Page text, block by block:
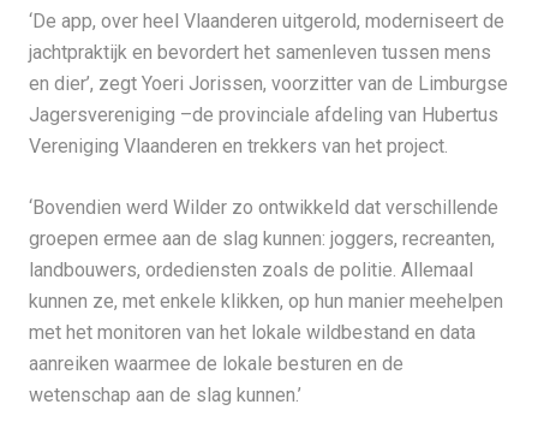
‘De app, over heel Vlaanderen uitgerold, moderniseert de
jachtpraktijk en bevordert het samenleven tussen mens
en dier’, zegt Yoeri Jorissen, voorzitter van de Limburgse
Jagersvereniging –de provinciale afdeling van Hubertus
Vereniging Vlaanderen en trekkers van het project.
‘Bovendien werd Wilder zo ontwikkeld dat verschillende
groepen ermee aan de slag kunnen: joggers, recreanten,
landbouwers, ordediensten zoals de politie. Allemaal
kunnen ze, met enkele klikken, op hun manier meehelpen
met het monitoren van het lokale wildbestand en data
aanreiken waarmee de lokale besturen en de
wetenschap aan de slag kunnen.’